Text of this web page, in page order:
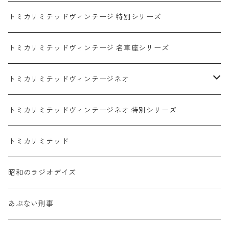
マツダ / MAZDA
ホンダ / HONDA
日産 / NISSAN
スバル / SUBARU
スズキ / SUZUKI
三菱 / MITSUBISHI
シボレー / Chevrolet
赤箱 - 限定トミカ 初回特別カラー
赤箱 - 絶版（廃盤）トミカ No.1-120
赤箱 - 絶版（廃盤）トミカ No.1-9
赤箱 - 絶版（廃盤）トミカ No.10-19
赤箱 - 絶版（廃盤）ロングトミカ No.121-
赤箱 - 車種別
乗用車
商用車・公用車
TLV - NEW LINEUP
TLV - No. LV-00-195
TLV - No. LV-00-09
TLV - No. LV-10-19
TLV - 車種別
乗用車
商用車・公用車
トミカリミテッドヴィンテージ 特別シリーズ
トミカリミテッドヴィンテージ 名車座シリーズ
トミカリミテッドヴィンテージネオ
TLVN - NEW LINEUP
TLVN - No. LV-00-219
TLVN - No. LV-00-09
TLVN - No. LV-10-19
TLVN - 車種別
乗用車
トミカリミテッドヴィンテージネオ 特別シリーズ
トミカリミテッド
昭和のラジオデイズ
あぶない刑事